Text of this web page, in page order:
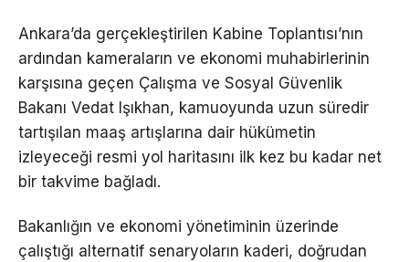
Ankara’da gerçekleştirilen Kabine Toplantısı’nın
ardından kameraların ve ekonomi muhabirlerinin
karşısına geçen Çalışma ve Sosyal Güvenlik
Bakanı Vedat Işıkhan, kamuoyunda uzun süredir
tartışılan maaş artışlarına dair hükümetin
izleyeceği resmi yol haritasını ilk kez bu kadar net
bir takvime bağladı.
Bakanlığın ve ekonomi yönetiminin üzerinde
çalıştığı alternatif senaryoların kaderi, doğrudan